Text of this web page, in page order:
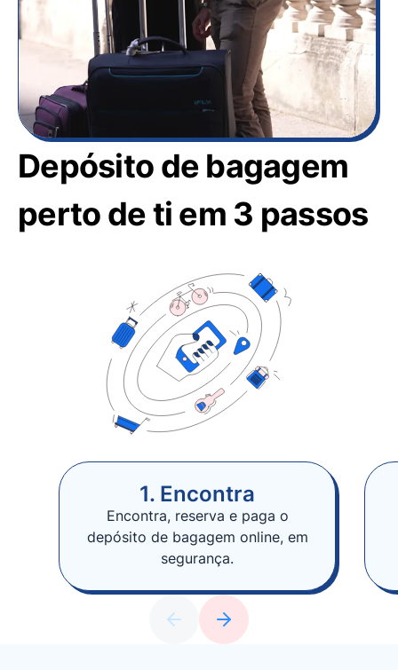
Depósito de bagagem
perto de ti em 3 passos
1. Encontra
Encontra, reserva e paga o
depósito de bagagem online, em
segurança.